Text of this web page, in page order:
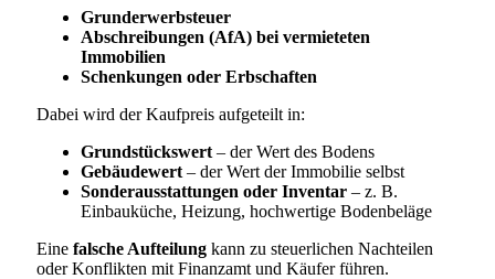
Grunderwerbsteuer
Abschreibungen (AfA) bei vermieteten
Immobilien
Schenkungen oder Erbschaften
Dabei wird der Kaufpreis aufgeteilt in:
Grundstückswert – der Wert des Bodens
Gebäudewert – der Wert der Immobilie selbst
Sonderausstattungen oder Inventar – z. B.
Einbauküche, Heizung, hochwertige Bodenbeläge
Eine falsche Aufteilung kann zu steuerlichen Nachteilen
oder Konflikten mit Finanzamt und Käufer führen.